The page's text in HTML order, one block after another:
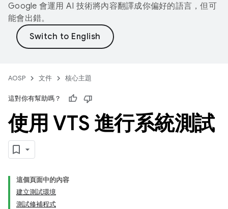
Google 會運用 AI 技術將內容翻譯成你偏好的語言，但可
能會出錯。
AOSP 文件 核心主題
這對你有幫助嗎？
使用 VTS 進行系統測試
這個頁面中的內容
建立測試環境
測試修補程式